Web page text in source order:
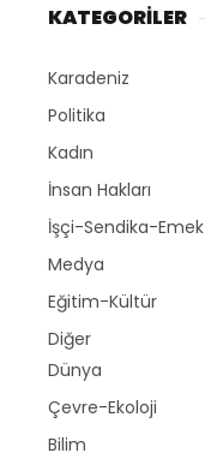
KATEGORİLER
Karadeniz
Politika
Kadın
İnsan Hakları
İşçi-Sendika-Emek
Medya
Eğitim-Kültür
Diğer
Dünya
Çevre-Ekoloji
Bilim